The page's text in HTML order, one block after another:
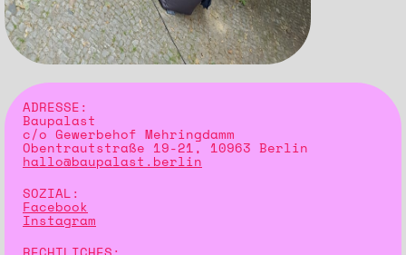
ADRESSE:
Baupalast
c/o Gewerbehof Mehringdamm
Obentrautstraße 19-21, 10963 Berlin
hallo@baupalast.berlin
SOZIAL:
Facebook
Instagram